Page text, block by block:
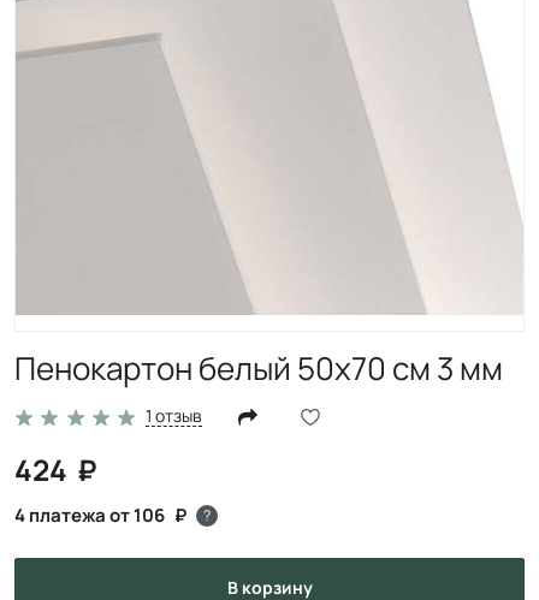
Пенокартон белый 50х70 см 3 мм
1 отзыв
424
4 платежа от 106 ?
в корзину